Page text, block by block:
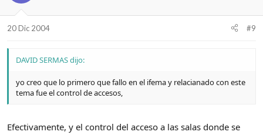
20 Dic 2004 #9
DAVID SERMAS dijo:
yo creo que lo primero que fallo en el ifema y relacianado con este
tema fue el control de accesos,
Efectivamente, y el control del acceso a las salas donde se